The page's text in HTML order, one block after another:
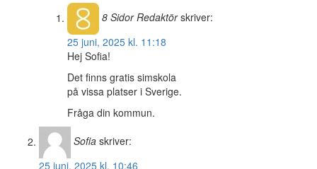
8 SidorRedaktör skriver:
25 juni, 2025 kl. 11:18
Hej Sofia!
Det finns gratis simskola
på vissa platser i Sverige.
Fråga din kommun.
Sofia skriver:
25 juni, 2025 kl. 10:46